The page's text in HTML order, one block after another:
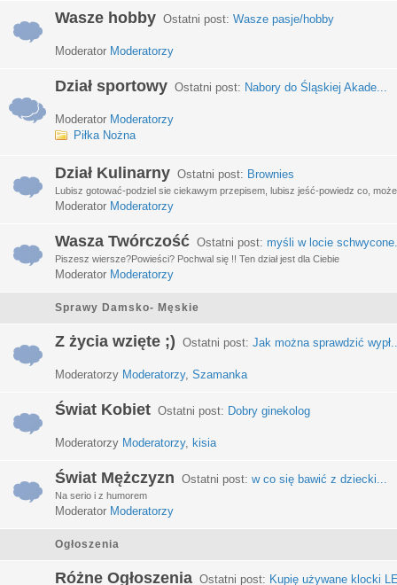
Wasze hobby Ostatni post: Wasze pasje/hobby
Moderator Moderatorzy
Dział sportowy Ostatni post: Nabory do Śląskiej Akade...
Moderator Moderatorzy
Piłka Nożna
Dział Kulinarny Ostatni post: Brownies
Lubisz gotować-podziel sie ciekawym przepisem, lubisz jeść-powiedz co,
Moderator Moderatorzy
Wasza Twórczość Ostatni post: myśli w locie
Piszesz wiersze?Powieści? Pochwal się !! Ten dział jest dla Ciebie
Moderator Moderatorzy
Sprawy Damsko- Męskie
Z życia wzięte ;) Ostatni post: Jak można sprawdzić
Moderatorzy Moderatorzy, Szamanka
Świat Kobiet Ostatni post: Dobry ginekolog
Moderatorzy Moderatorzy, kisia
Świat Mężczyzn Ostatni post: w co się bawić z dziecki...
Na serio i z humorem
Moderator Moderatorzy
Ogłoszenia
Różne Ogłoszenia Ostatni post: Kupię używane klocki